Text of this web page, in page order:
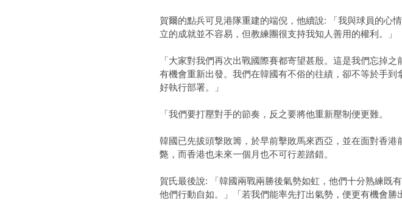
賀爾的點兵可見港隊重建的端倪，他續說: 「我與球員的心
立的成就並不容易，但教練團很支持我知人善用的權利。」
「大家對我們再次出戰國際賽都寄望甚殷。這是我們忘掉
有機會重新出發。我們在韓國有不俗的往績，卻不等於手
好執行部署。」
「我們要打壓對手的節奏，反之要將他重新壓制便更難。
韓國已先拔頭撃敗籌，於早前擊敗馬來西亞，並在面對香
斃，而香港也未來一個月也不可行差踏錯。
賀氏最後說: 「韓國兩戰兩勝後氣勢如虹，他們十分熟練既
他們行動自如。」「若我們能率先打出氣勢，便更有機會